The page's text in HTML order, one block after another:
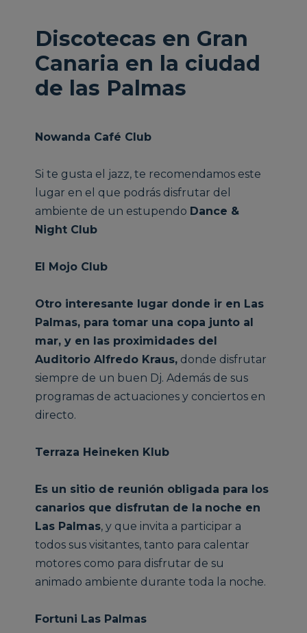
Discotecas en Gran
Canaria en la ciudad
de las Palmas
Nowanda Café Club
Si te gusta el jazz, te recomendamos este
lugar en el que podrás disfrutar del
ambiente de un estupendo Dance &
Night Club
El Mojo Club
Otro interesante lugar donde ir en Las
Palmas, para tomar una copa junto al
mar, y en las proximidades del
Auditorio Alfredo Kraus, donde disfrutar
siempre de un buen Dj. Además de sus
programas de actuaciones y conciertos en
directo.
Terraza Heineken Klub
Es un sitio de reunión obligada para los
canarios que disfrutan de la noche en
Las Palmas, y que invita a participar a
todos sus visitantes, tanto para calentar
motores como para disfrutar de su
animado ambiente durante toda la noche.
Fortuni Las Palmas